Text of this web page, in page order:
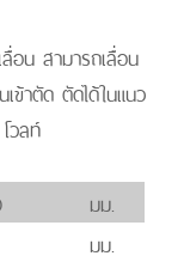
อน สามารถเลื่อน
ข้าตัด ตัดได้ในแนว
วลท์
มม.
มม.